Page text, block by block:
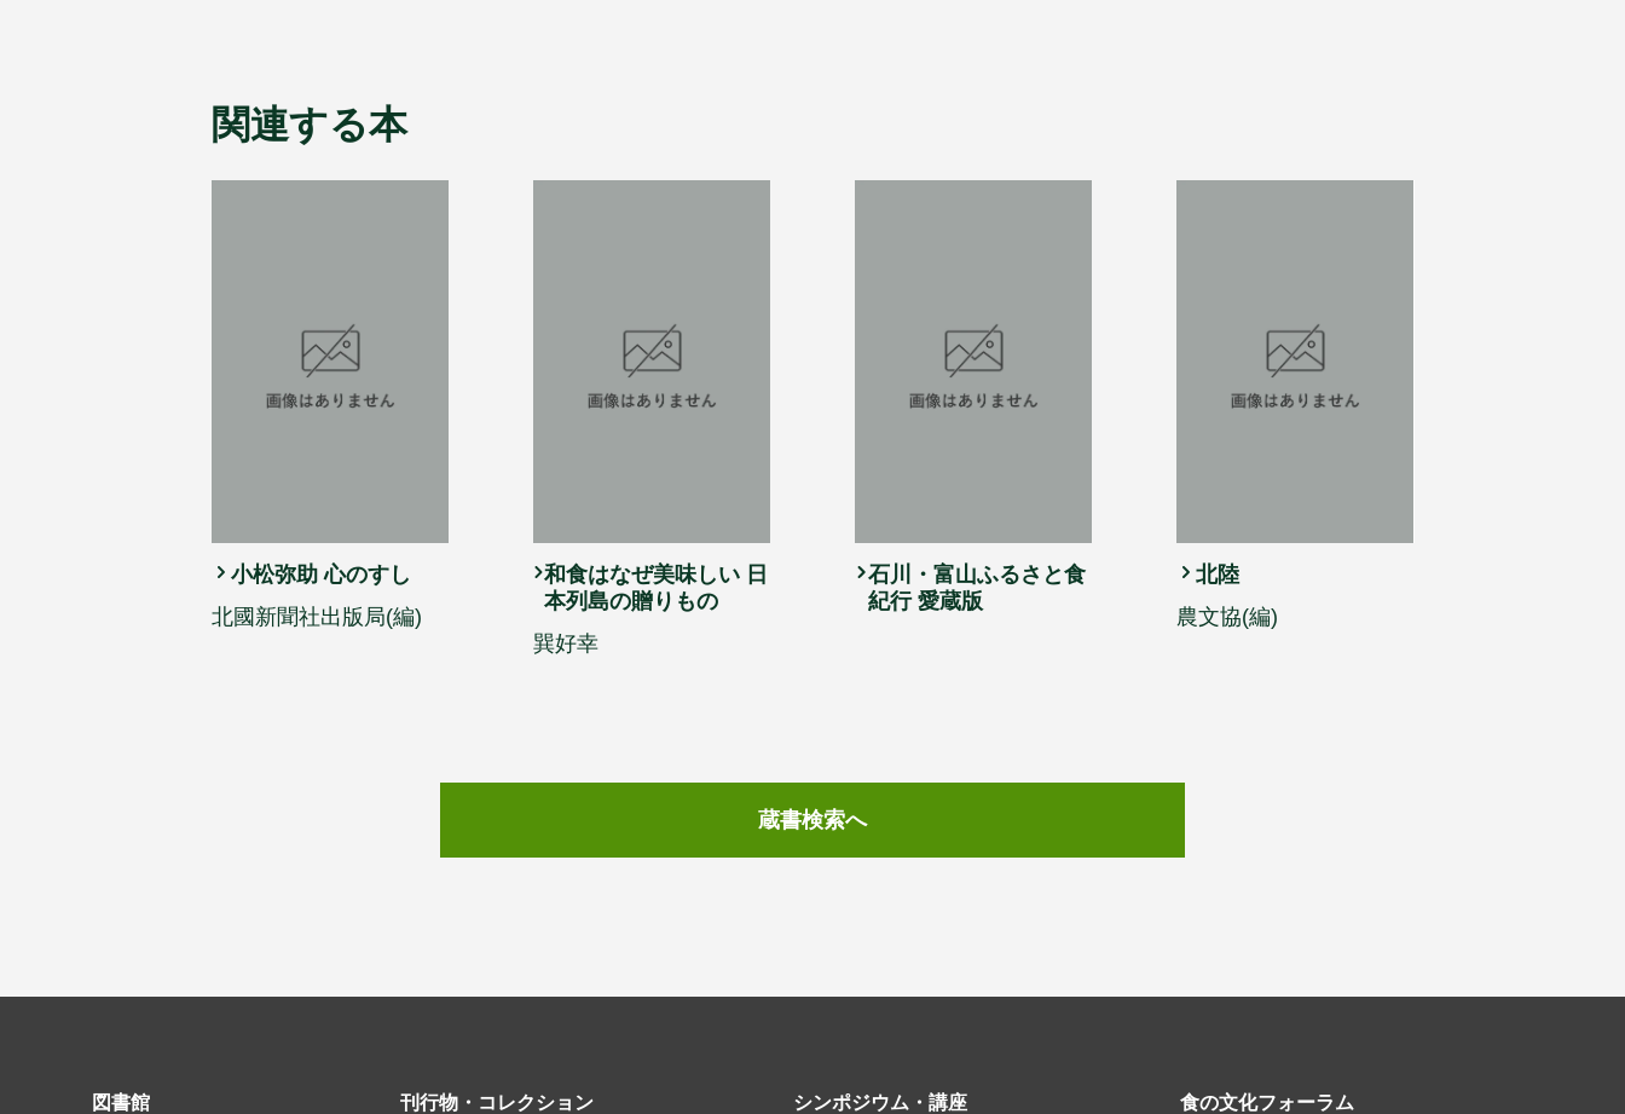
関連する本
小松弥助 心のすし
北國新聞社出版局(編)
和食はなぜ美味しい 日
本列島の贈りもの
巽好幸
石川・富山ふるさと食
紀行 愛蔵版
北陸
農文協(編)
蔵書検索へ
図書館 刊行物・コレクション シンポジウム・講座 食の文化フォーラム